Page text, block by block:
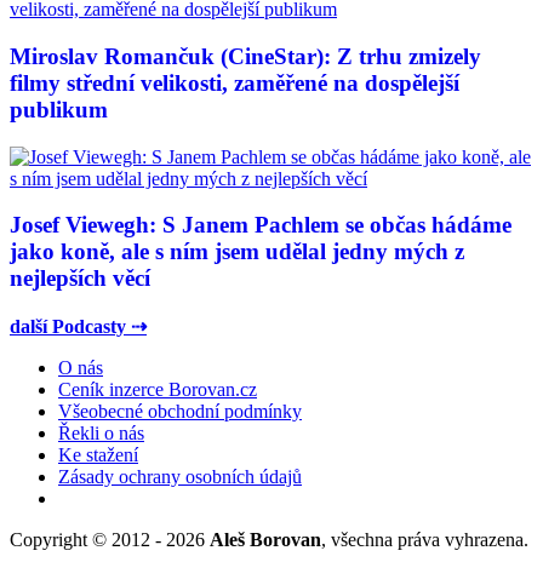
Miroslav Romančuk (CineStar): Z trhu zmizely
filmy střední velikosti, zaměřené na dospělejší
publikum
Josef Viewegh: S Janem Pachlem se občas hádáme
jako koně, ale s ním jsem udělal jedny mých z
nejlepších věcí
další Podcasty ⇢
O nás
Ceník inzerce Borovan.cz
Všeobecné obchodní podmínky
Řekli o nás
Ke stažení
Zásady ochrany osobních údajů
Copyright © 2012 - 2026 Aleš Borovan, všechna práva vyhrazena.